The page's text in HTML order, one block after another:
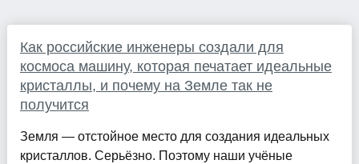
Как российские инженеры создали для
космоса машину, которая печатает идеальные
кристаллы, и почему на Земле так не
получится
Земля — отстойное место для создания идеальных
кристаллов. Серьёзно. Поэтому наши учёные